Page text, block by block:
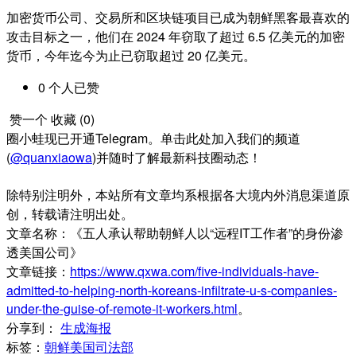
加密货币公司、交易所和区块链项目已成为朝鲜黑客最喜欢的
攻击目标之一，他们在 2024 年窃取了超过 6.5 亿美元的加密
货币，今年迄今为止已窃取超过 20 亿美元。
0 个人已赞
赞一个 收藏 (0)
圈小蛙现已开通Telegram。单击此处加入我们的频道
(@quanxiaowa)并随时了解最新科技圈动态！
除特别注明外，本站所有文章均系根据各大境内外消息渠道原
创，转载请注明出处。
文章名称：《五人承认帮助朝鲜人以“远程IT工作者”的身份渗
透美国公司》
文章链接： https://www.qxwa.com/five-individuals-have-
admitted-to-helping-north-koreans-infiltrate-u-s-companies-
under-the-guise-of-remote-it-workers.html。
分享到： 生成海报
标签： 朝鲜美国司法部